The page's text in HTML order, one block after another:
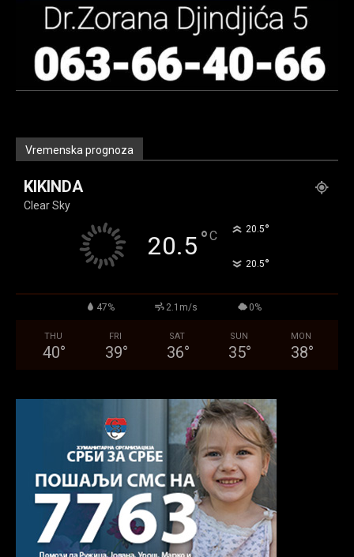
Vremenska prognoza
KIKINDA
Clear Sky
20.5°C 20.5°
20.5°
47% 2.1m/s 0%
THU
40°
FRI
39°
SAT
36°
SUN
35°
MON
38°